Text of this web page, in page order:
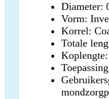
Diameter:
Vorm:
Korrel:
Totale